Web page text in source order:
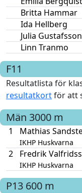
Britta Hammar
Ida Hellberg
Julia Gustafsson
Linn Tranmo
F11
Resultatlista för
resultatkortför att
Män 3000 m
1
Mathias
IKHP Huskvarna
2
Fredrik
IKHP Huskvarna
P13 600 m